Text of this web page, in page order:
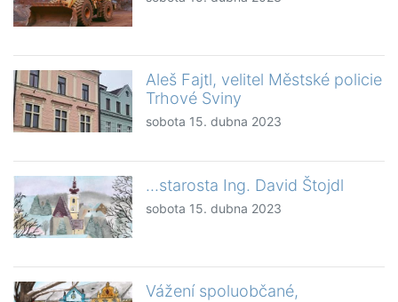
Aleš Fajtl, velitel Městské policie
Trhové Sviny
sobota 15. dubna 2023
...starosta Ing. David Štojdl
sobota 15. dubna 2023
Vážení spoluobčané,